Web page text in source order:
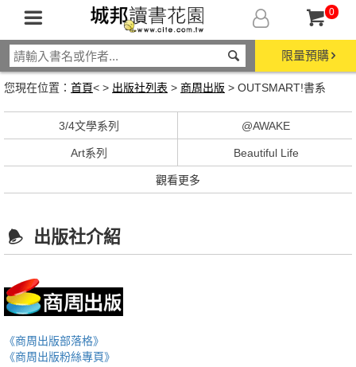
0
限量預購
您現在位置： 首頁< > 出版社列表 > 商周出版 > OUTSMART!書系
3/4文學系列 @AWAKE
Art系列 Beautiful Life
觀看更多
出版社介紹
《商周出版部落格》
《商周出版粉絲專頁》